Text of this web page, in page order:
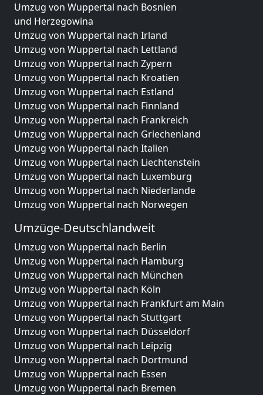
Umzug von Wuppertal nach Bosnien
und Herzegowina
Umzug von Wuppertal nach Irland
Umzug von Wuppertal nach Lettland
Umzug von Wuppertal nach Zypern
Umzug von Wuppertal nach Kroatien
Umzug von Wuppertal nach Estland
Umzug von Wuppertal nach Finnland
Umzug von Wuppertal nach Frankreich
Umzug von Wuppertal nach Griechenland
Umzug von Wuppertal nach Italien
Umzug von Wuppertal nach Liechtenstein
Umzug von Wuppertal nach Luxemburg
Umzug von Wuppertal nach Niederlande
Umzug von Wuppertal nach Norwegen
Umzüge-Deutschlandweit
Umzug von Wuppertal nach Berlin
Umzug von Wuppertal nach Hamburg
Umzug von Wuppertal nach München
Umzug von Wuppertal nach Köln
Umzug von Wuppertal nach Frankfurt am Main
Umzug von Wuppertal nach Stuttgart
Umzug von Wuppertal nach Düsseldorf
Umzug von Wuppertal nach Leipzig
Umzug von Wuppertal nach Dortmund
Umzug von Wuppertal nach Essen
Umzug von Wuppertal nach Bremen